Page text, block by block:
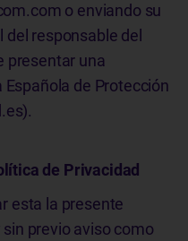
o enviando su
responsable del
presentar una
de Protección
de Privacidad
esta la presente
previo aviso como